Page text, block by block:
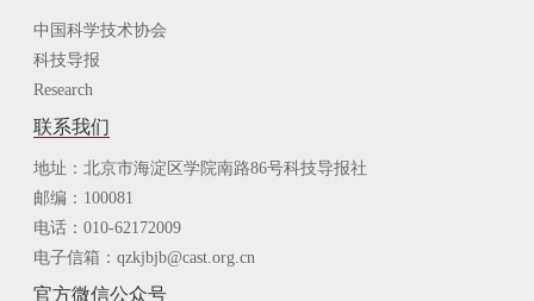
中国科学技术协会
科技导报
Research
联系我们
地址：北京市海淀区学院南路86号科技导报社
邮编：100081
电话：010-62172009
电子信箱：qzkjbjb@cast.org.cn
官方微信公众号